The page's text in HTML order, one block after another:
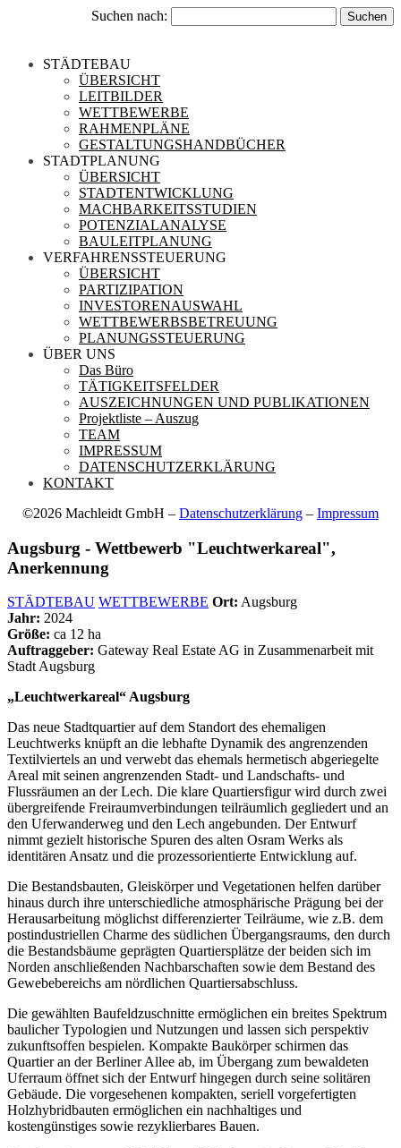
Suchen nach:
STÄDTEBAU
ÜBERSICHT
LEITBILDER
WETTBEWERBE
RAHMENPLÄNE
GESTALTUNGSHANDBÜCHER
STADTPLANUNG
ÜBERSICHT
STADTENTWICKLUNG
MACHBARKEITSSTUDIEN
POTENZIALANALYSE
BAULEITPLANUNG
VERFAHRENSSTEUERUNG
ÜBERSICHT
PARTIZIPATION
INVESTORENAUSWAHL
WETTBEWERBSBETREUUNG
PLANUNGSSTEUERUNG
ÜBER UNS
Das Büro
TÄTIGKEITSFELDER
AUSZEICHNUNGEN UND PUBLIKATIONEN
Projektliste – Auszug
TEAM
IMPRESSUM
DATENSCHUTZERKLÄRUNG
KONTAKT
©2026 Machleidt GmbH – Datenschutzerklärung – Impressum
Augsburg - Wettbewerb "Leuchtwerkareal",
Anerkennung
STÄDTEBAU WETTBEWERBE Ort: Augsburg
Jahr: 2024
Größe: ca 12 ha
Auftraggeber: Gateway Real Estate AG in Zusammenarbeit mit
Stadt Augsburg
„Leuchtwerkareal“ Augsburg
Das neue Stadtquartier auf dem Standort des ehemaligen
Leuchtwerks knüpft an die lebhafte Dynamik des angrenzenden
Textilviertels an und verwebt das ehemals hermetisch abgeriegelte
Areal mit seinen angrenzenden Stadt- und Landschafts- und
Flussräumen an der Lech. Die klare Quartiersfigur wird durch zwei
übergreifende Freiraumverbindungen teilräumlich gegliedert und an
den Uferwanderweg und den Lech angebunden. Der Entwurf
nimmt gezielt historische Spuren des alten Osram Werks als
identitären Ansatz und die prozessorientierte Entwicklung auf.
Die Bestandsbauten, Gleiskörper und Vegetationen helfen darüber
hinaus durch ihre unterschiedliche atmosphärische Prägung bei der
Herausarbeitung möglichst differenzierter Teilräume, wie z.B. dem
postindustriellen Charme des südlichen Übergangsraums, den durch
die Bestandsbäume geprägten Quartiersplätze der beiden sich im
Norden anschließenden Nachbarschaften sowie dem Bestand des
Gewebebereichs am nördlichen Quartiersabschluss.
Die gewählten Baufeldzuschnitte ermöglichen ein breites Spektrum
baulicher Typologien und Nutzungen und lassen sich perspektiv
zukunftsoffen bespielen. Kompakte Baukörper schirmen das
Quartier an der Berliner Allee ab, im Übergang zum bewaldeten
Uferraum öffnet sich der Entwurf hingegen durch seine solitären
Gebäude. Die vorgesehenen kompakten, seriell vorgefertigten
Holzhybridbauten ermöglichen ein nachhaltiges und
kostengünstiges sowie rezyklierbares Bauen.